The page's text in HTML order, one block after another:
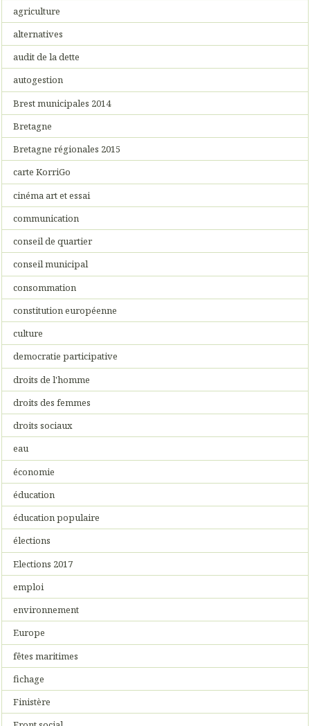
agriculture
alternatives
audit de la dette
autogestion
Brest municipales 2014
Bretagne
Bretagne régionales 2015
carte KorriGo
cinéma art et essai
communication
conseil de quartier
conseil municipal
consommation
constitution européenne
culture
democratie participative
droits de l'homme
droits des femmes
droits sociaux
eau
économie
éducation
éducation populaire
élections
Elections 2017
emploi
environnement
Europe
fêtes maritimes
fichage
Finistère